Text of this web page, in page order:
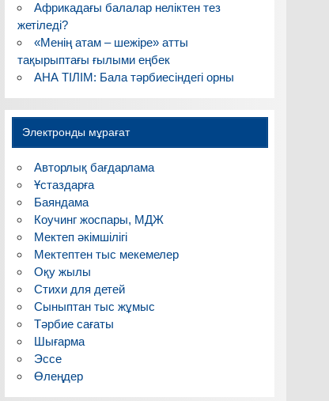
Африкадағы балалар неліктен тез
жетіледі?
«Менің атам – шежіре» атты
тақырыптағы ғылыми еңбек
АНА ТІЛІМ: Бала тәрбиесіндегі орны
Электронды мұрағат
Авторлық бағдарлама
Ұстаздарға
Баяндама
Коучинг жоспары, МДЖ
Мектеп әкімшілігі
Мектептен тыс мекемелер
Оқу жылы
Стихи для детей
Сыныптан тыс жұмыс
Тәрбие сағаты
Шығарма
Эссе
Өлеңдер